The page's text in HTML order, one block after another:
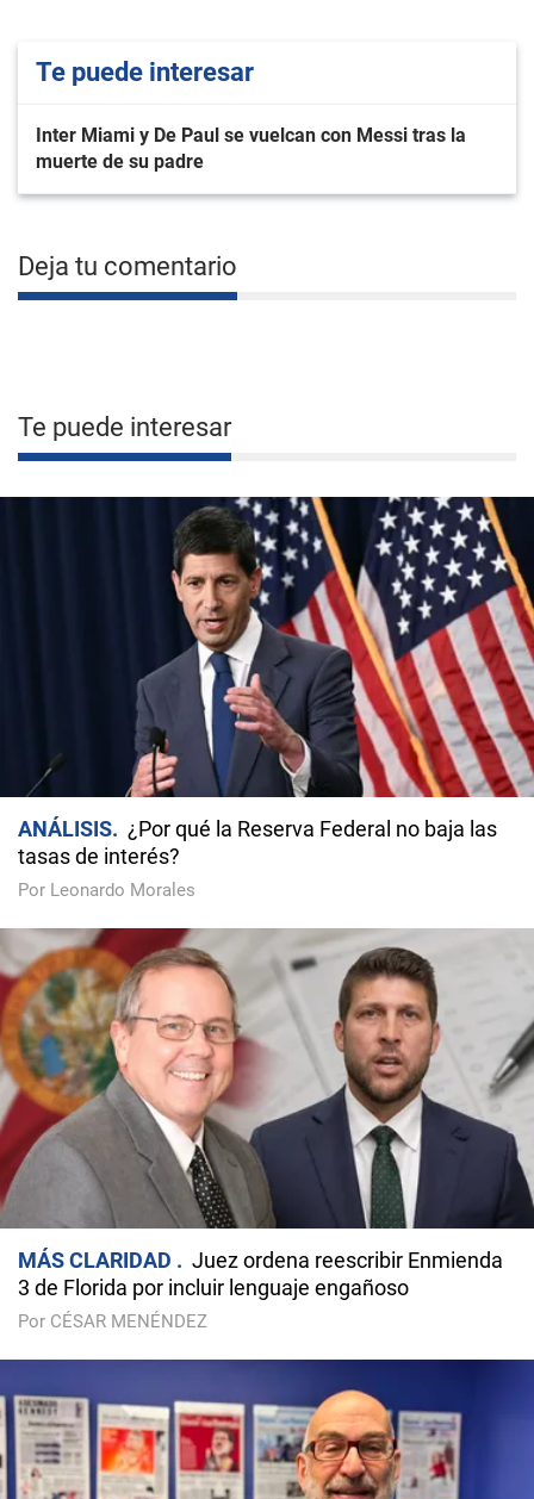
Te puede interesar
Inter Miami y De Paul se vuelcan con Messi tras la
muerte de su padre
Deja tu comentario
Te puede interesar
ANÁLISIS
¿Por qué la Reserva Federal no baja las
tasas de interés?
Por Leonardo Morales
MÁS CLARIDAD
Juez ordena reescribir Enmienda
3 de Florida por incluir lenguaje engañoso
Por CÉSAR MENÉNDEZ